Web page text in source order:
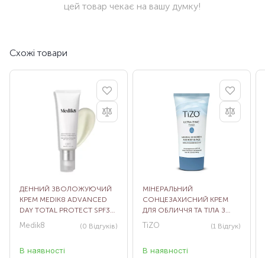
цей товар чекає на вашу думку!
Схожі товари
ДЕННИЙ ЗВОЛОЖУЮЧИЙ
КРЕМ MEDIK8 ADVANCED
DAY TOTAL PROTECT SPF30,
50 МЛ
Medik8 (0 Відгуків)
В наявності
МІНЕРАЛЬНИЙ
СОНЦЕЗАХИСНИЙ КРЕМ
ДЛЯ ОБЛИЧЧЯ ТА ТІЛА З
ВІДТІНКОМ ULTRA ZINC
BODY & FACE SPF 40, 100 Г
TiZO (1 Відгук)
В наявності